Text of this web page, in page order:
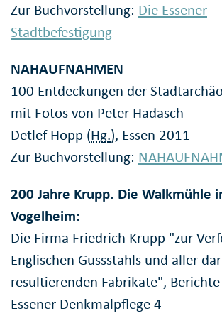
Zur Buchvorstellung: Die Essener
Stadtbefestigung
NAHAUFNAHMEN
100 Entdeckungen der
mit Fotos von Peter Hadasch
Detlef Hopp (Hg.), Essen 2011
Zur Buchvorstellung:
200 Jahre Krupp. Die Walkmühle
Vogelheim:
Die Firma Friedrich Krupp "zur
Englischen Gussstahls und aller
resultierenden Fabrikate",
Essener Denkmalpflege 4